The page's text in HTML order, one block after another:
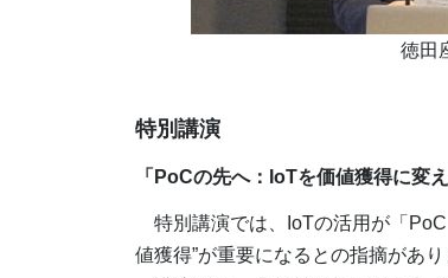
徳田
特別講演
「PoCの先へ：IoTを価値獲得に変
特別講演では、IoTの活用が「PoC
値獲得”が重要になるとの指摘があり